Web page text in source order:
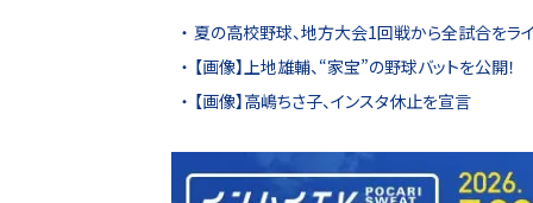
夏の高校野球、地方大会1回戦から全試合をラ
【画像】上地雄輔、“家宝”の野球バットを公開！
【画像】高嶋ちさ子、インスタ休止を宣言